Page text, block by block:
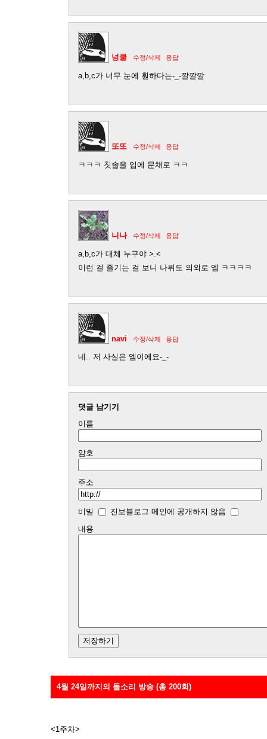
넝쿨 수정/삭제 응답
a,b,c가 너무 눈에 훤하다는-_-깔깔깔
또또 수정/삭제 응답
ㅋㅋㅋ 칫솔을 입에 문채로 ㅋㅋ
니나 수정/삭제 응답
a,b,c가 대체 누구야 >.<
이런 걸 즐기는 걸 보니 나뷔도 의외로 엠 ㅋㅋㅋㅋ
navi 수정/삭제 응답
네.. 저 사실은 엠이에요-_-
댓글 남기기
이름
암호
주소
비밀
진보블로그 메인에 공개하지 않음
내용
4월 24일까지의 들소리 방송 (총 200회)
<1주차>